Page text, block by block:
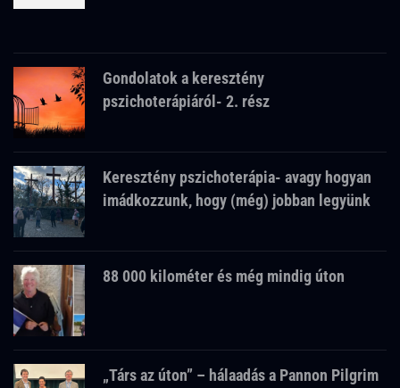
Gondolatok a keresztény
pszichoterápiáról- 2. rész
Keresztény pszichoterápia- avagy hogyan
imádkozzunk, hogy (még) jobban legyünk
88 000 kilométer és még mindig úton
„Társ az úton” – hálaadás a Pannon Pilgrim